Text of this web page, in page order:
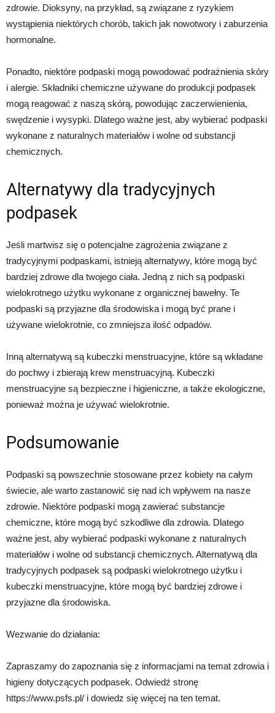
zdrowie. Dioksyny, na przykład, są związane z ryzykiem
wystąpienia niektórych chorób, takich jak nowotwory i zaburzenia
hormonalne.
Ponadto, niektóre podpaski mogą powodować podrażnienia skóry
i alergie. Składniki chemiczne używane do produkcji podpasek
mogą reagować z naszą skórą, powodując zaczerwienienia,
swędzenie i wysypki. Dlatego ważne jest, aby wybierać podpaski
wykonane z naturalnych materiałów i wolne od substancji
chemicznych.
Alternatywy dla tradycyjnych
podpasek
Jeśli martwisz się o potencjalne zagrożenia związane z
tradycyjnymi podpaskami, istnieją alternatywy, które mogą być
bardziej zdrowe dla twojego ciała. Jedną z nich są podpaski
wielokrotnego użytku wykonane z organicznej bawełny. Te
podpaski są przyjazne dla środowiska i mogą być prane i
używane wielokrotnie, co zmniejsza ilość odpadów.
Inną alternatywą są kubeczki menstruacyjne, które są wkładane
do pochwy i zbierają krew menstruacyjną. Kubeczki
menstruacyjne są bezpieczne i higieniczne, a także ekologiczne,
ponieważ można je używać wielokrotnie.
Podsumowanie
Podpaski są powszechnie stosowane przez kobiety na całym
świecie, ale warto zastanowić się nad ich wpływem na nasze
zdrowie. Niektóre podpaski mogą zawierać substancje
chemiczne, które mogą być szkodliwe dla zdrowia. Dlatego
ważne jest, aby wybierać podpaski wykonane z naturalnych
materiałów i wolne od substancji chemicznych. Alternatywą dla
tradycyjnych podpasek są podpaski wielokrotnego użytku i
kubeczki menstruacyjne, które mogą być bardziej zdrowe i
przyjazne dla środowiska.
Wezwanie do działania:
Zapraszamy do zapoznania się z informacjami na temat zdrowia i
higieny dotyczących podpasek. Odwiedź stronę
https://www.psfs.pl/ i dowiedz się więcej na ten temat.